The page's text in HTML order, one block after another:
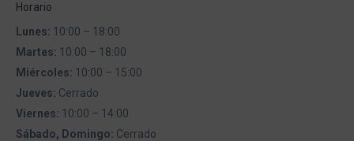
Horario
Lunes: 10:00 – 18:00
Martes: 10:00 – 18:00
Miércoles: 10:00 – 15:00
Jueves: Cerrado
Viernes: 10:00 – 14:00
Sábado, Domingo: Cerrado